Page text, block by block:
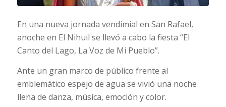
En una nueva jornada vendimial en San Rafael,
anoche en El Nihuil se llevó a cabo la fiesta “El
Canto del Lago, La Voz de Mi Pueblo”.
Ante un gran marco de público frente al
emblemático espejo de agua se vivió una noche
llena de danza, música, emoción y color.